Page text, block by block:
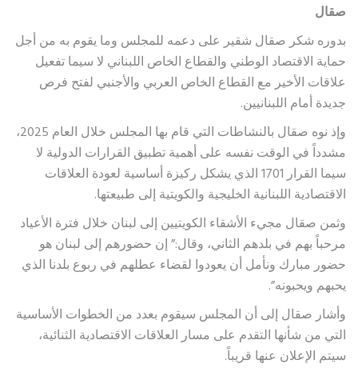
صقال
بدوره شكر صقال شقير على دعمه للمجلس وما يقوم به من أجل
حماية الاقتصاد الوطني والقطاع الخاص اللبناني لا سيما تفعيل
علاقات الأخير مع القطاع الخاص العربي والأجنبي لفتح فرص
جديدة أمام اللبنانيين.
وإذ نوه صقال بالنشاطات التي قام بها المجلس خلال العام 2025،
مشدداً في الوقت نفسه على أهمية تطبيق القرارات الدولية لا
سيما القرار 1701 الذي يشكل ركيزة أساسية لعودة العلاقات
الاقتصادية اللبنانية الخليجية والكويتية إلى طبيعتها.
وثمن صقال مجيء الأشقاء الكويتيين إلى لبنان خلال فترة الأعياد
مرحباً بهم في بلدهم الثاني، وقال:” إن حضورهم إلى لبنان هو
حضور مبارك ونأمل أن يعودوا لقضاء عطلهم في ربوع بلدنا الذي
يحبهم ويحبونه”.
وأشار صقال إلى أن المجلس سيقوم بعدد من الخطوات الأساسية
التي من شأنها التقدم على مسار العلاقات الاقتصادية الثنائية،
سيتم الإعلان عنها قريباً.